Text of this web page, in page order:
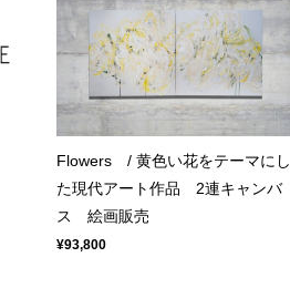
Flowers / 黄色い花をテーマにし
た現代アート作品 2連キャンバ
ス 絵画販売
¥93,800